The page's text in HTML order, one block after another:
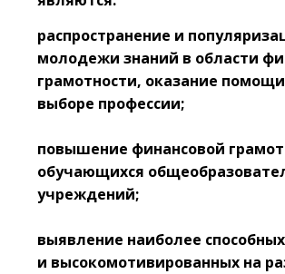
распространение и
молодежи знаний в области
грамотности, оказание
выборе профессии;
повышение финансовой
обучающихся
учреждений;
выявление наиболее
и высокомотивированных на